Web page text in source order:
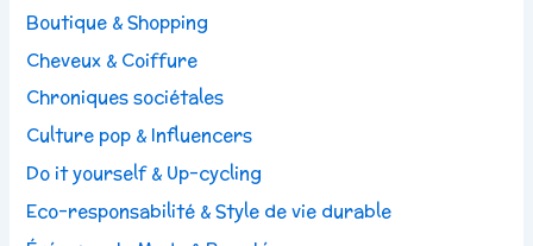
Boutique & Shopping
Cheveux & Coiffure
Chroniques sociétales
Culture pop & Influencers
Do it yourself & Up-cycling
Eco-responsabilité & Style de vie durable